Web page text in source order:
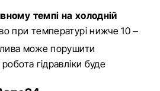
темпі на холодній
при температурі нижче 10 –
може порушити
гідравліки буде